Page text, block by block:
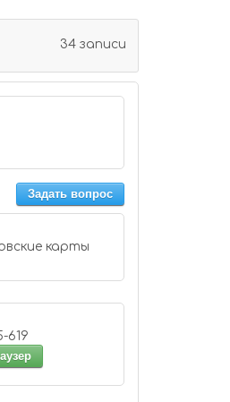
34 записи
Задать вопрос
карты
605-619